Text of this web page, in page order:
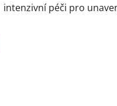
intenzivní péči pro